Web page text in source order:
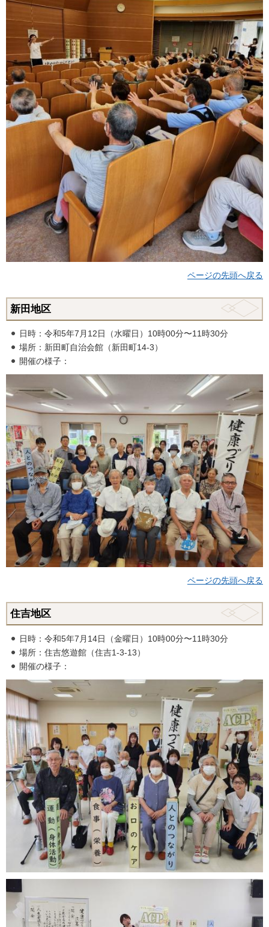
ページの先頭へ戻る
新田地区
日時：令和5年7月12日（水曜日）10時00分〜11時30分
場所：新田町自治会館（新田町14-3）
開催の様子：
ページの先頭へ戻る
住吉地区
日時：令和5年7月14日（金曜日）10時00分〜11時30分
場所：住吉悠遊館（住吉1-3-13）
開催の様子：